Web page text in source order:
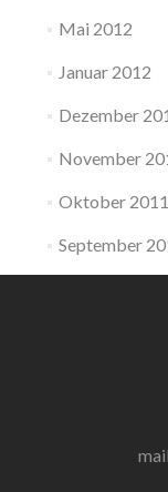
Mai 2012
Januar 2012
Dezember
November
Oktober 2011
September